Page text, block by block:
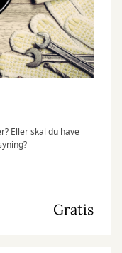
Eller skal du have
Gratis